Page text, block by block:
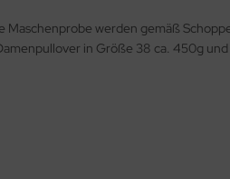
werden gemäß
in Größe 38 ca. 450g und